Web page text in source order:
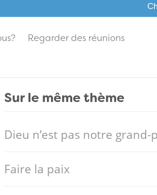
Regarder des réunions
Sur le même thème
Dieu n’est pas notre grand-
Faire la paix